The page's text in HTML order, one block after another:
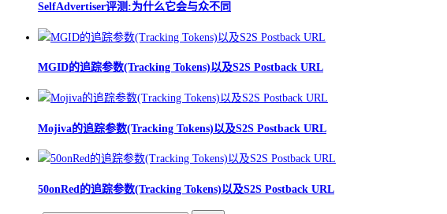
SelfAdvertiser评测:为什么它会与众不同
MGID的追踪参数(Tracking Tokens)以及S2S Postback URL
Mojiva的追踪参数(Tracking Tokens)以及S2S Postback URL
50onRed的追踪参数(Tracking Tokens)以及S2S Postback URL